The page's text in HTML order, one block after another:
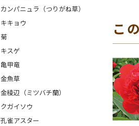
カンパニュラ（つりがね草）
キキョウ
菊
キスゲ
亀甲竜
金魚草
金稜辺（ミツバチ蘭）
クガイソウ
孔雀アスター
こ